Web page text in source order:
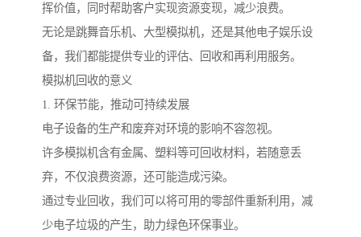
挥价值，同时帮助客户实现资源变现，减少浪费。
无论是跳舞音乐机、大型模拟机，还是其他电子娱乐设
备，我们都能提供专业的评估、回收和再利用服务。
模拟机回收的意义
1. 环保节能，推动可持续发展
电子设备的生产和废弃对环境的影响不容忽视。
许多模拟机含有金属、塑料等可回收材料，若随意丢
弃，不仅浪费资源，还可能造成污染。
通过专业回收，我们可以将可用的零部件重新利用，减
少电子垃圾的产生，助力绿色环保事业。